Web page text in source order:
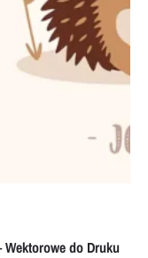
do Druku